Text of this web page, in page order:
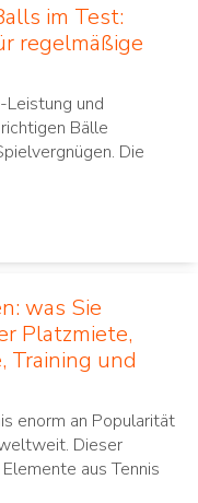
im Test:
regelmäßige
Leistung und
Bälle
Die
was Sie
Platzmiete,
Training und
‌enorm an Popularität⁢
Dieser⁤
aus Tennis